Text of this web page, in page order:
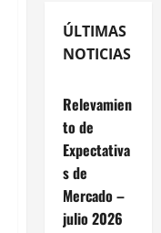
ÚLTIMAS
NOTICIAS
Relevamien
to de
Expectativa
s de
Mercado –
julio 2026